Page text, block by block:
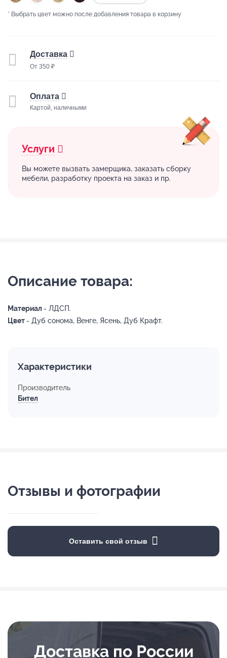
* Выбрать цвет можно после добавления товара в корзину
Доставка
От 350 ₽
Оплата
Картой, наличными
Услуги
Вы можете вызвать замерщика, заказать сборку
мебели, разработку проекта на заказ и пр.
Описание товара:
Материал - ЛДСП.
Цвет - Дуб сонома, Венге, Ясень, Дуб Крафт.
Характеристики
Производитель
Бител
Отзывы и фотографии
Оставить свой отзыв
Доставка по России